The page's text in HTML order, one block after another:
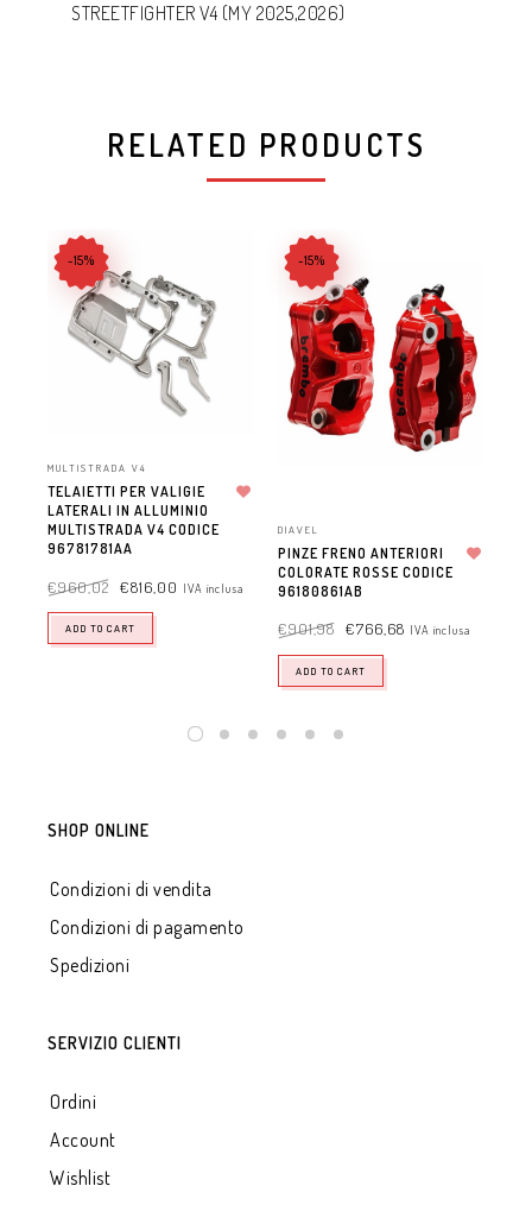
STREETFIGHTER V4 (MY 2025,2026)
RELATED PRODUCTS
-15%
MULTISTRADA V4
TELAIETTI PER VALIGIE
LATERALI IN ALLUMINIO
MULTISTRADA V4 CODICE
96781781AA
€960,02 €816,00 IVA inclusa
ADD TO CART
-15%
DIAVEL
PINZE FRENO ANTERIORI
COLORATE ROSSE CODICE
96180861AB
€901,98 €766,68 IVA inclusa
ADD TO CART
SHOP ONLINE
Condizioni di vendita
Condizioni di pagamento
Spedizioni
SERVIZIO CLIENTI
Ordini
Account
Wishlist